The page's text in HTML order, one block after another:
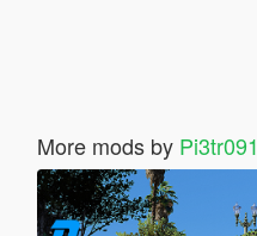
More mods by Pi3tr091